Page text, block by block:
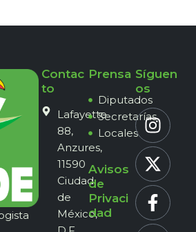
Contac
to
Lafayette
88,
Anzures,
11590
Ciudad
de
México,
Prensa
Diputados
Secretarías
Locales
Avisos
de
Privaci
dad
Síguen
os